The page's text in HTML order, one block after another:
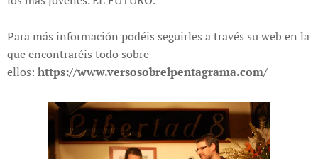
Para más información podéis seguirles a través su web en la
que encontraréis todo sobre
ellos: https://www.versosobrelpentagrama.com/